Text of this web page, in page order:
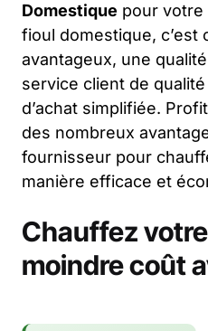
Domestique pour votre
fioul domestique, c’est
avantageux, une
service client de
d’achat simplifiée.
des nombreux
fournisseur pour
manière efficace et
Chauffez
moindre coût